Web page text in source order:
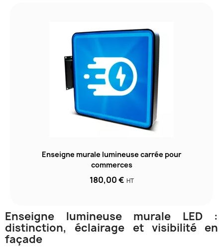
Enseigne murale lumineuse carrée pour
commerces
180,00 € HT
Enseigne lumineuse murale LED :
distinction, éclairage et visibilité en
façade